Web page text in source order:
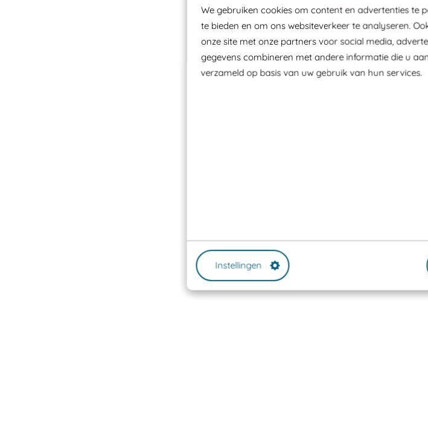
We gebruiken cookies om content en advertenties te
te bieden en om ons websiteverkeer te analyseren.
onze site met onze partners voor social media,
gegevens combineren met andere informatie die u
verzameld op basis van uw gebruik van hun services.
Instellingen